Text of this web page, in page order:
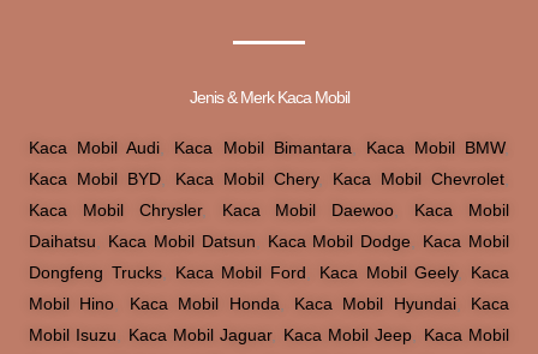
Jenis & Merk Kaca Mobil
Kaca Mobil Audi Kaca Mobil Bimantara Kaca Mobil BMW,
Kaca Mobil BYD
Kaca Mobil Chery, Kaca Mobil Chevrolet
Kaca Mobil Chrysler, Kaca Mobil Daewoo
Kaca Mobil
Daihatsu
Kaca Mobil Datsun Kaca Mobil Dodge
Kaca Mobil
Dongfeng Trucks, Kaca Mobil Ford Kaca Mobil Geely, Kaca
Mobil Hino
Kaca Mobil Honda Kaca Mobil Hyundai, Kaca
Mobil Isuzu
Kaca Mobil Jaguar, Kaca Mobil Jeep
Kaca Mobil